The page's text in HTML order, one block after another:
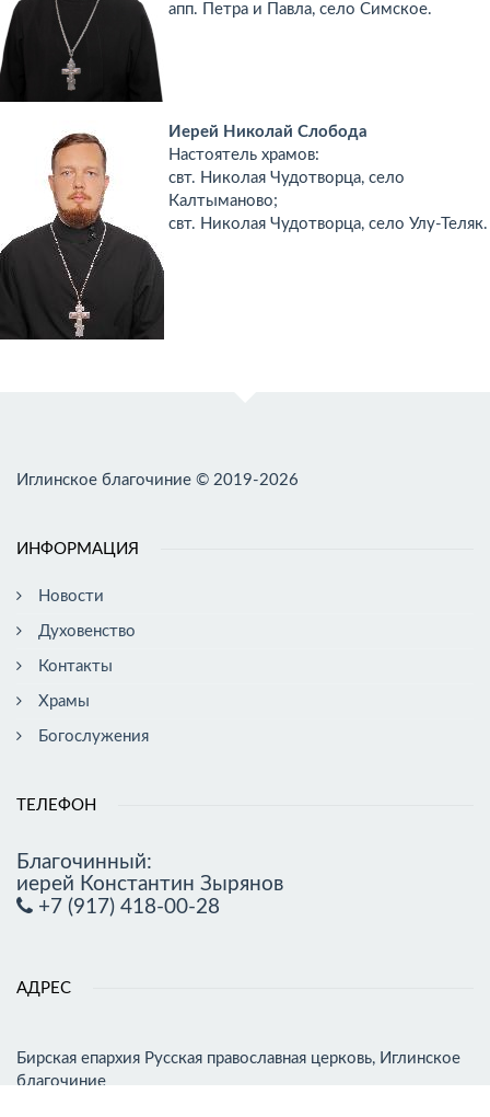
апп. Петра и Павла, село Симское.
Иерей Николай Слобода
Настоятель храмов:
свт. Николая Чудотворца, село
Калтыманово;
свт. Николая Чудотворца, село Улу-Теляк.
Иглинское благочиние © 2019-2026
ИНФОРМАЦИЯ
Новости
Духовенство
Контакты
Храмы
Богослужения
ТЕЛЕФОН
Благочинный:
иерей Константин Зырянов
+7 (917) 418-00-28
АДРЕС
Бирская епархия Русская православная церковь, Иглинское
благочиние